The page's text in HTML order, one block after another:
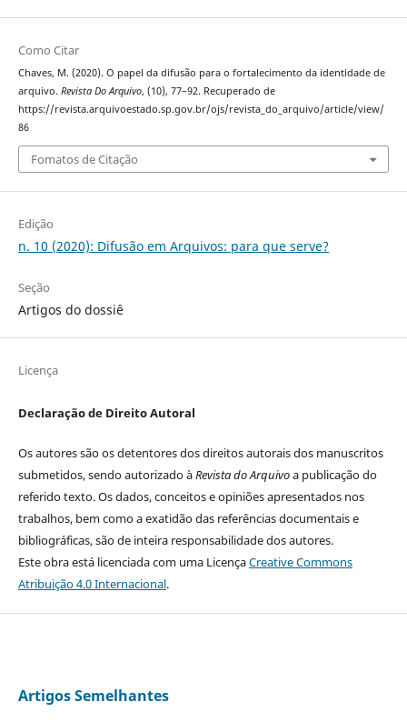
Como Citar
Chaves, M. (2020). O papel da difusão para o fortalecimento da identidade de
arquivo. Revista Do Arquivo, (10), 77–92. Recuperado de
https://revista.arquivoestado.sp.gov.br/ojs/revista_do_arquivo/article/view/
86
Fomatos de Citação
Edição
n. 10 (2020): Difusão em Arquivos: para que serve?
Seção
Artigos do dossiê
Licença
Declaração de Direito Autoral
Os autores são os detentores dos direitos autorais dos manuscritos
submetidos, sendo autorizado àRevista do Arquivoa publicação do
referido texto. Os dados, conceitos e opiniões apresentados nos
trabalhos, bem como a exatidão das referências documentais e
bibliográficas, são de inteira responsabilidade dos autores.
Este obra está licenciada com uma LicençaCreative Commons
Atribuição 4.0 Internacional.
Artigos Semelhantes